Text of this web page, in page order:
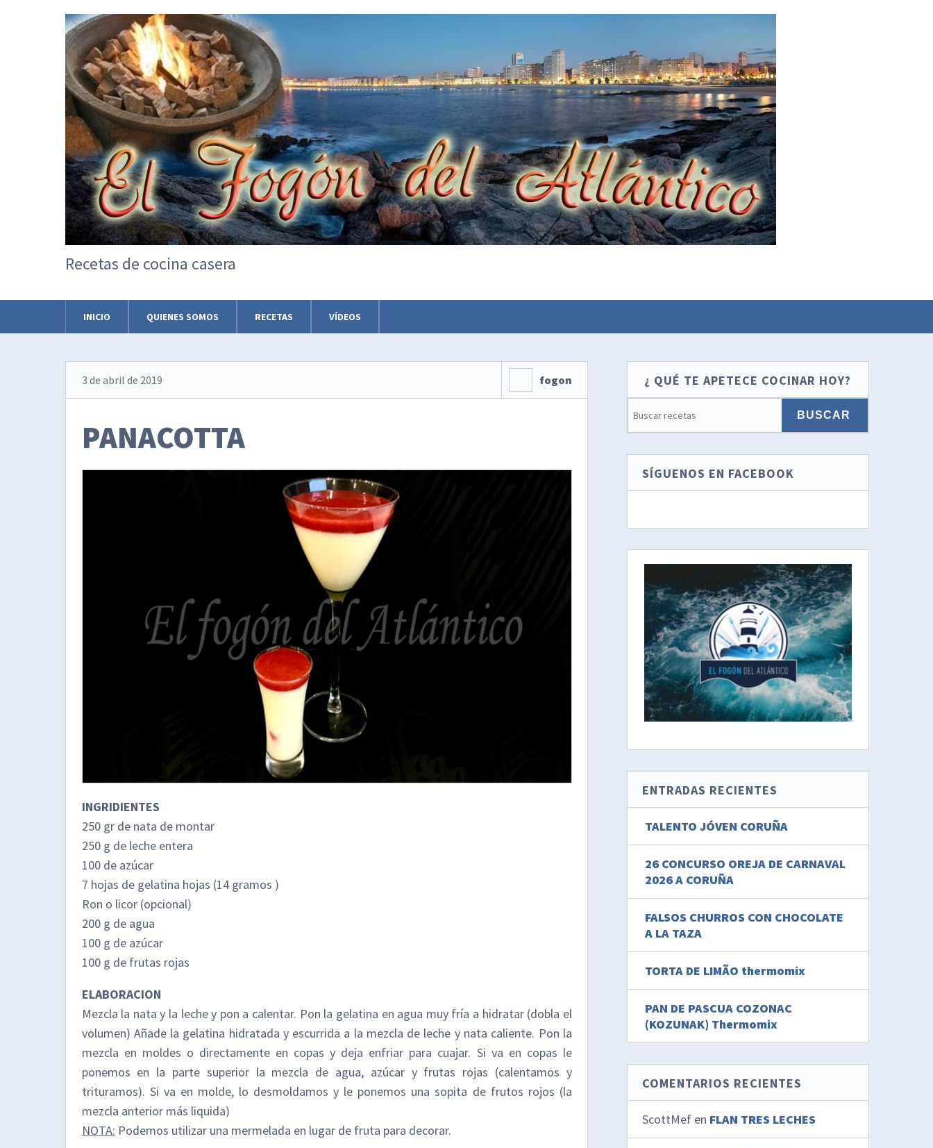
Recetas de cocina casera
INICIO QUIENES SOMOS RECETAS VÍDEOS
3 de abril de 2019 fogon
PANACOTTA
INGRIDIENTES
250 gr de nata de montar
250 g de leche entera
100 de azúcar
7 hojas de gelatina hojas (14 gramos )
Ron o licor (opcional)
200 g de agua
100 g de azúcar
100 g de frutas rojas
ELABORACION
Mezcla la nata y la leche y pon a calentar. Pon la gelatina en agua muy fría a hidratar (dobla el
volumen) Añade la gelatina hidratada y escurrida a la mezcla de leche y nata caliente. Pon la
mezcla en moldes o directamente en copas y deja enfriar para cuajar. Si va en copas le
ponemos en la parte superior la mezcla de agua, azúcar y frutas rojas (calentamos y
trituramos). Si va en molde, lo desmoldamos y le ponemos una sopita de frutos rojos (la
mezcla anterior más liquida)
NOTA: Podemos utilizar una mermelada en lugar de fruta para decorar.
¿ QUÉ TE APETECE COCINAR HOY?
SÍGUENOS EN FACEBOOK
ENTRADAS RECIENTES
TALENTO JÓVEN CORUÑA
26 CONCURSO OREJA DE CARNAVAL
2026 A CORUÑA
FALSOS CHURROS CON CHOCOLATE
A LA TAZA
TORTA DE LIMÃO thermomix
PAN DE PASCUA COZONAC
(KOZUNAK) Thermomix
COMENTARIOS RECIENTES
ScottMef en FLAN TRES LECHES